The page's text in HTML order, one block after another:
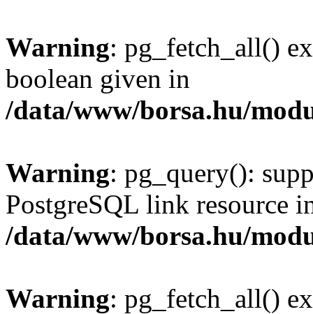
Warning: pg_fetch_all()
boolean given in
/data/www/borsa.hu/
Warning: pg_query():
PostgreSQL link resource
/data/www/borsa.hu/
Warning: pg_fetch_all()